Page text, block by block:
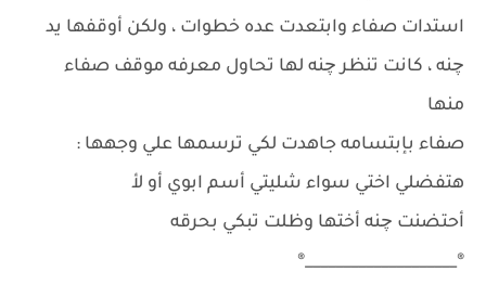
استدات صفاء وابتعدت عده خطوات ، ولكن أوقفها يد
چنه ، كانت تنظر چنه لها تحاول معرفه موقف صفاء
منها
صفاء بإبتسامه جاهدت لكي ترسمها علي وجهها :
هتفضلي اختي سواء شليتي أسم ابوي أو لأ
أحتضنت چنه أختها وظلت تبكي بحرقه
®____________________®